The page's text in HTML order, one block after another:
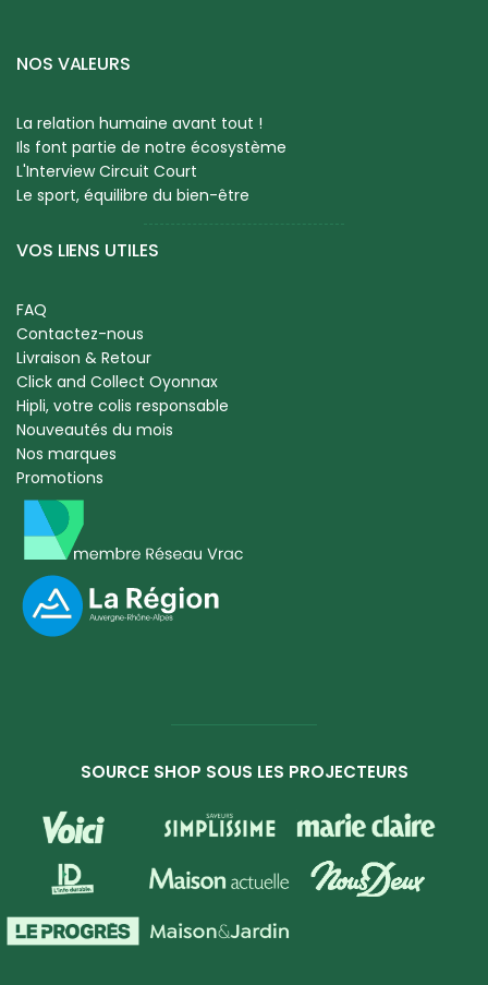
NOS VALEURS
La relation humaine avant tout !
Ils font partie de notre écosystème
L'Interview Circuit Court
Le sport, équilibre du bien-être
VOS LIENS UTILES
FAQ
Contactez-nous
Livraison & Retour
Click and Collect Oyonnax
Hipli, votre colis responsable
Nouveautés du mois
Nos marques
Promotions
SOURCE SHOP SOUS LES PROJECTEURS